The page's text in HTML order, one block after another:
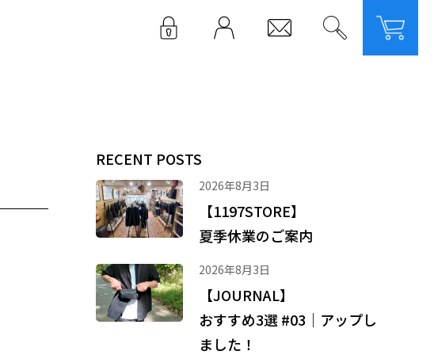
LOGIN
RECENT POSTS
2026年8月3日
【1197STORE】
夏季休業のご案内
2026年8月3日
【JOURNAL】
おすすめ3選 #03｜アップし
ました！